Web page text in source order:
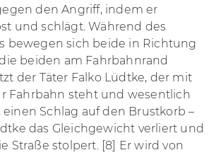
den Angriff, indem er
und schlägt. Während des
bewegen sich beide in Richtung
beiden am Fahrbahnrand
der Täter Falko Lüdtke, der mit
Fahrbahn steht und wesentlich
einen Schlag auf den Brustkorb –
das Gleichgewicht verliert und
Straße stolpert. [8] Er wird von